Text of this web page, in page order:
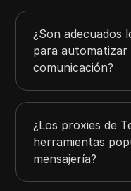
¿Son adecuados
para automatizar
comunicación?
¿Los proxies de
herramientas
mensajería?